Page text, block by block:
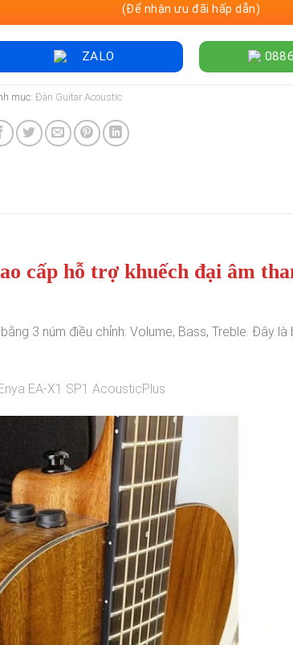
(Để nhận ưu đãi hấp dẫn)
ZALO
mục:Đàn Guitar Acoustic
cấp hỗ trợ khuếch đại âm
3 núm điều chỉnh: Volume, Bass, Treble. Đây
EA-X1 SP1 AcousticPlus